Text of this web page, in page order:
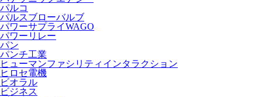
パルコ
パルスブローバルブ
パワーサプライWAGO
パワーリレー
パン
パンチ工業
ヒューマンファシリティインタラクション
ヒロセ電機
ビオラル
ビジネス